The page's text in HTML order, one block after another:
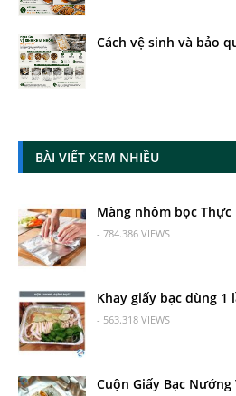
Cách vệ sinh và bảo
BÀI VIẾT XEM NHIỀU
Màng nhôm bọc Thực
- 784.386 VIEWS
Khay giấy bạc dùng 1
- 563.318 VIEWS
Cuộn Giấy Bạc Nướng